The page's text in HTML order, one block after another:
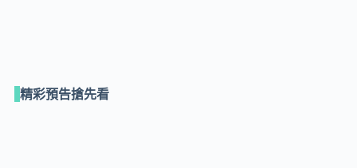
精彩預告搶先看